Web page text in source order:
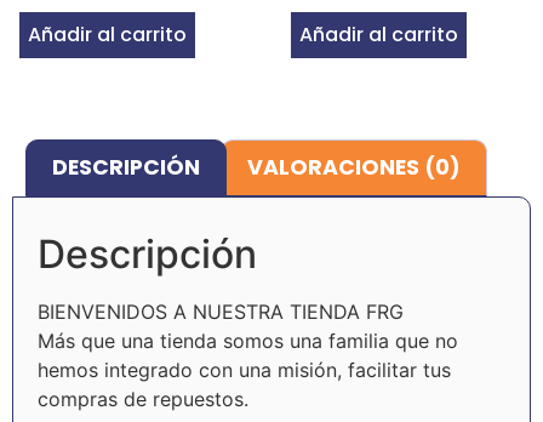
Añadir al carrito Añadir al carrito
DESCRIPCIÓN VALORACIONES (0)
Descripción
BIENVENIDOS A NUESTRA TIENDA FRG
Más que una tienda somos una familia que no
hemos integrado con una misión, facilitar tus
compras de repuestos.